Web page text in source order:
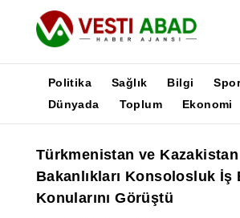
Yayınlar
Medya
Poster
Politika Sağlık Bilgi
Dünyada
Toplum Ekonomi
Türkmenistan ve Kazakistan
Bakanlıkları Konsolosluk İş
Konularını Görüştü